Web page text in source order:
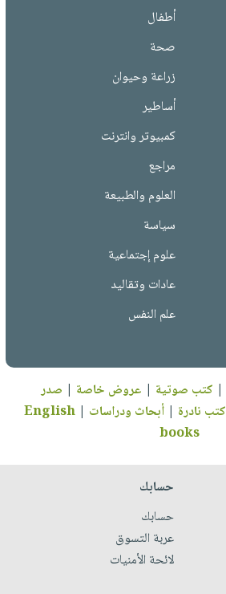
أطفال
صحة
زراعة وحيوان
أساطير
كمبيوتر وانترنت
مراجع
العلوم والطبيعة
سياسة
علوم إجتماعية
عادات وتقاليد
علم النفس
| كتب صوتية | عروض خاصة | صدر
كتب نادرة |أبحاث ودراسات |
English
books
حسابك
حسابك
عربة التسوق
لائحة الأمنيات